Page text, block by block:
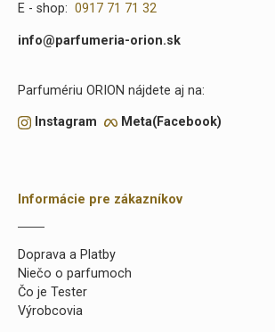
E - shop: 0917 71 71 32
info@parfumeria-orion.sk
Parfumériu ORION nájdete aj na:
Instagram Meta(Facebook)
Informácie pre zákazníkov
Doprava a Platby
Niečo o parfumoch
Čo je Tester
Výrobcovia